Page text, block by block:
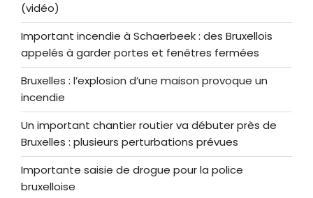
(vidéo)
Important incendie à Schaerbeek : des Bruxellois
appelés à garder portes et fenêtres fermées
Bruxelles : l’explosion d’une maison provoque un
incendie
Un important chantier routier va débuter près de
Bruxelles : plusieurs perturbations prévues
Importante saisie de drogue pour la police
bruxelloise